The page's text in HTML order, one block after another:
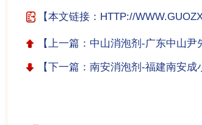
【本文链接：HTTP://
【上一篇： 中山消泡剂-广东中山尹
【下一篇： 南安消泡剂-福建南安成